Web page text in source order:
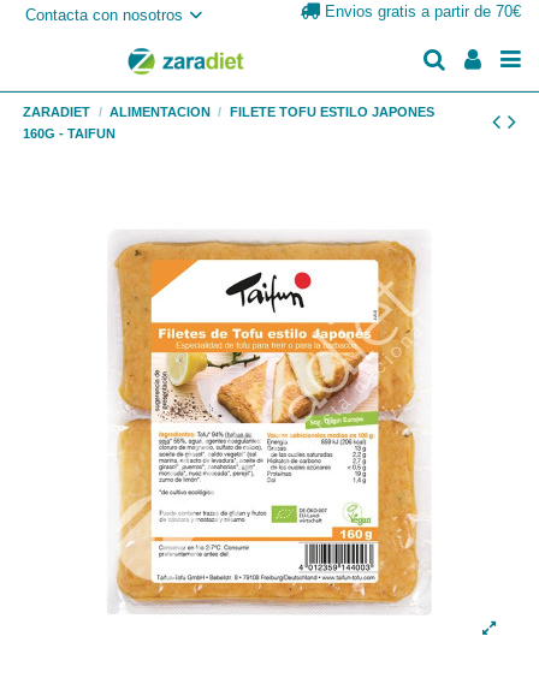
Contacta con nosotros Envios gratis a partir de 70€
ZARADIET ALIMENTACION
FILETE TOFU ESTILO JAPONES
160G - TAIFUN